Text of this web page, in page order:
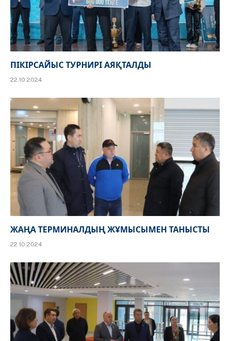
ПІКІРСАЙЫС ТУРНИРІ АЯҚТАЛДЫ
22.10.2024
ЖАҢА ТЕРМИНАЛДЫҢ ЖҰМЫСЫМЕН ТАНЫСТЫ
22.10.2024